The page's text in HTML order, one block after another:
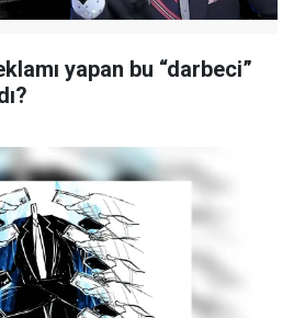
yapan bu “darbeci”